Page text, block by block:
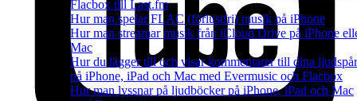
Flacbox till Last.fm
Hur man spelar FLAC (förlustfri) musik på iPhone
Hur man streamar musik från iCloud Drive på iPhone
Mac
Hur du lägger till och visar kommentarer till dina ljudspår
på iPhone, iPad och Mac med Evermusic och Flacbox
Hur man lyssnar på ljudböcker på iPhone, iPad och Mac